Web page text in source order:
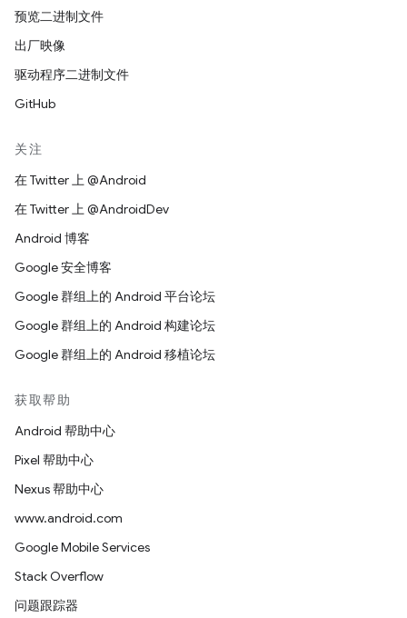
预览二进制文件
出厂映像
驱动程序二进制文件
GitHub
关注
在 Twitter 上 @Android
在 Twitter 上 @AndroidDev
Android 博客
Google 安全博客
Google 群组上的 Android 平台论坛
Google 群组上的 Android 构建论坛
Google 群组上的 Android 移植论坛
获取帮助
Android 帮助中心
Pixel 帮助中心
Nexus 帮助中心
www.android.com
Google Mobile Services
Stack Overflow
问题跟踪器